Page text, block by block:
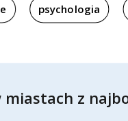
psychologia
miastach z